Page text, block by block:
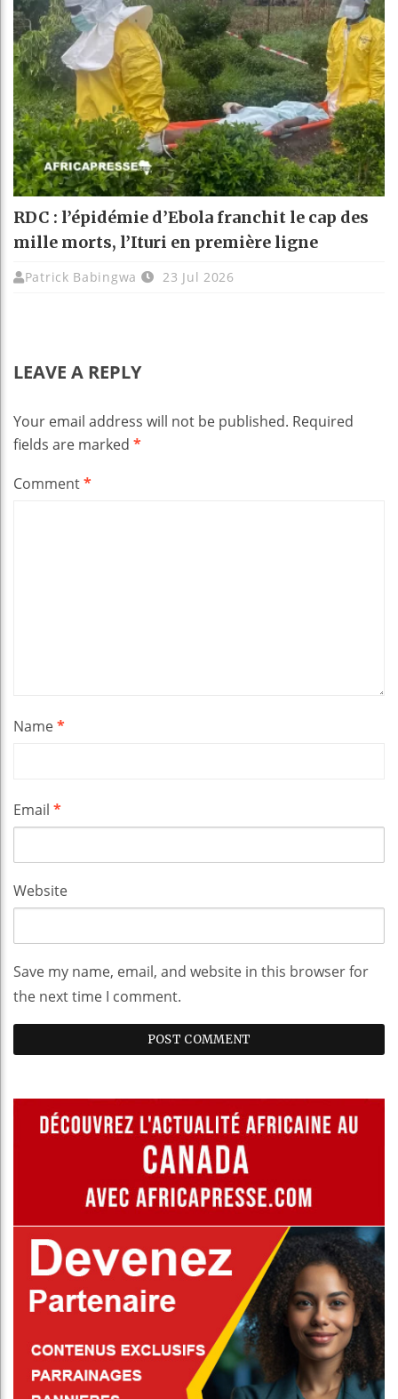
RDC : l’épidémie d’Ebola franchit le cap des
mille morts, l’Ituri en première ligne
Patrick Babingwa 23 Jul 2026
LEAVE A REPLY
Your email address will not be published. Required
fields are marked *
Comment*
Name*
Email *
Website
Save my name, email, and website in this browser for
the next time I comment.